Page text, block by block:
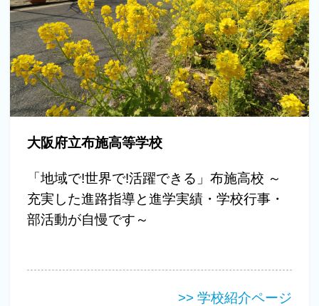
大阪府立布施高等学校
「地域で!世界で!活躍できる」布施高校 ～
充実した進路指導と進学実績・学校行事・
部活動が自慢です～
>> 学校紹介ページ